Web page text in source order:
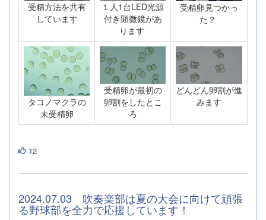
受精方法を共有
しています
１人1台LED光源
付き顕微鏡があ
ります
受精卵見つかっ
た？
タコノマクラの
未受精卵
受精卵が最初の
卵割をしたとこ
ろ
どんどん卵割が進
みます
12
2024.07.03 吹奏楽部は夏の大会に向けて頑張
る野球部を全力で応援しています！